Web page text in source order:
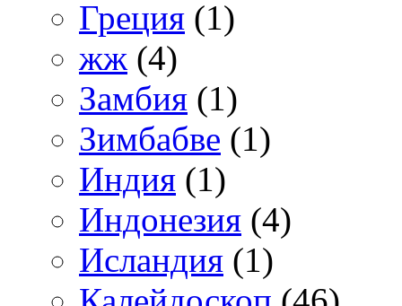
Греция (1)
жж (4)
Замбия (1)
Зимбабве (1)
Индия (1)
Индонезия (4)
Исландия (1)